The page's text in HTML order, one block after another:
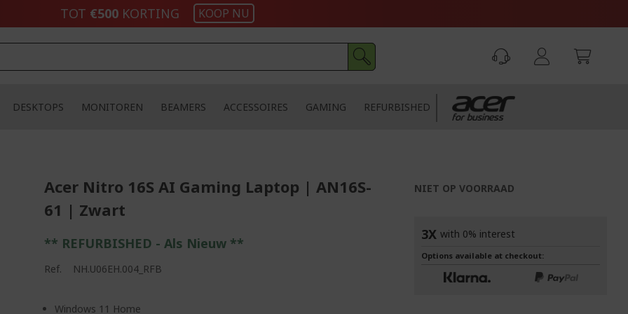
TOT €500KORTING KOOP NU
DESKTOPS MONITOREN BEAMERS ACCESSOIRES GAMING REFURBISHED
Acer Nitro 16S AI Gaming Laptop | AN16S-
61 | Zwart
** REFURBISHED - Als Nieuw **
Ref. NH.U06EH.004_RFB
Windows 11 Home
NIET OP VOORRAAD
3X with 0% interest
Options available at checkout: